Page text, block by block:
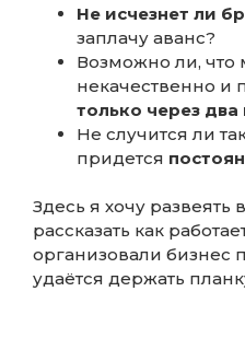
Не исчезнет ли
заплачу аванс?
Возможно ли, что
некачественно и
только через два
Не случится ли
придется
Здесь я хочу
рассказать как
организовали бизнес
удаётся держать